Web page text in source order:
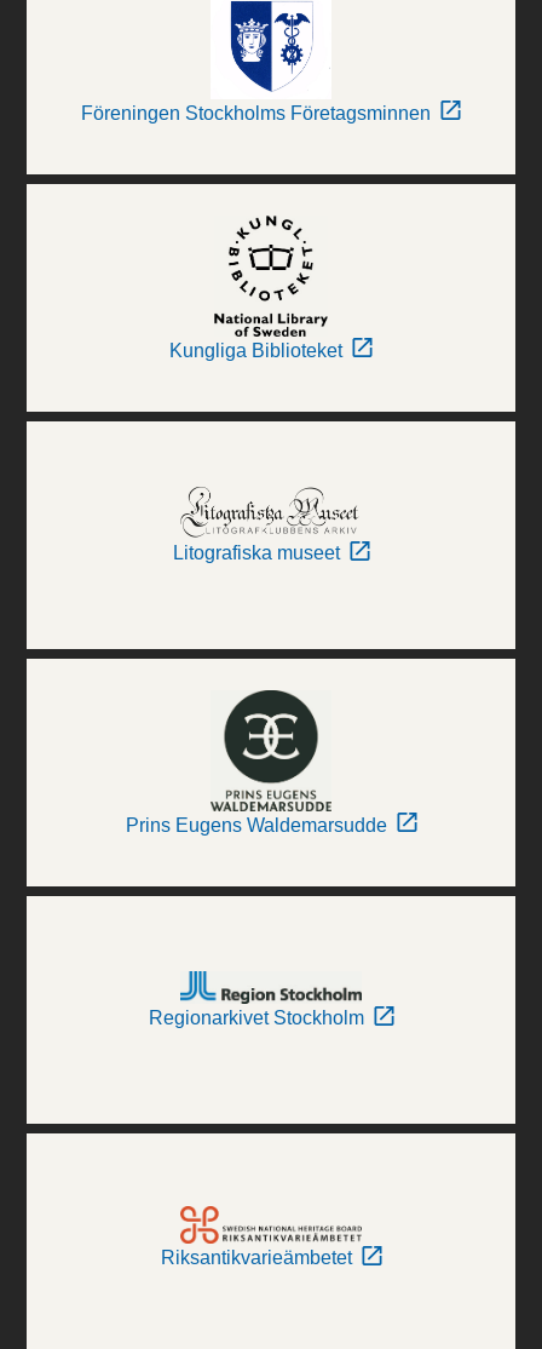
Föreningen Stockholms Företagsminnen
Kungliga Biblioteket
Litografiska museet
Prins Eugens Waldemarsudde
Regionarkivet Stockholm
Riksantikvarieämbetet